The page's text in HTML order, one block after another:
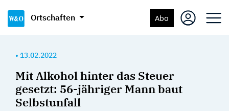
Ortschaften Abo
• 13.02.2022
Mit Alkohol hinter das Steuer
gesetzt: 56-jähriger Mann baut
Selbstunfall